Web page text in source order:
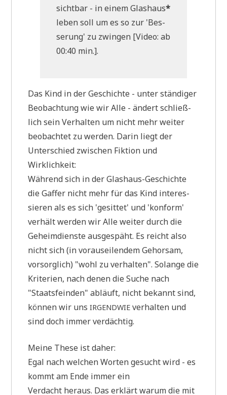
sicht­bar - in einem Glas­haus*
leben soll um es so zur 'Bes­
se­rung' zu zwin­gen [Video: ab
00:40 min.].
Das Kind in der Geschich­te - unter stän­di­ger
Beob­ach­tung wie wir Alle - ändert schließ­
lich sein Ver­hal­ten um nicht mehr wei­ter
beob­ach­tet zu wer­den. Dar­in liegt der
Unter­schied zwi­schen Fik­ti­on und
Wirklichkeit:
Wäh­rend sich in der Glas­haus-Geschich­te
die Gaf­fer nicht mehr für das Kind inter­es­
sie­ren als es sich 'gesit­tet' und 'kon­form'
ver­hält wer­den wir Alle wei­ter durch die
Geheim­dien­ste aus­ge­späht. Es reicht also
nicht sich (in vor­aus­ei­len­dem Gehor­sam,
vor­sorg­lich) "wohl zu ver­hal­ten". Solan­ge die
Kri­te­ri­en, nach denen die Suche nach
"Staats­fein­den" abläuft, nicht bekannt sind,
kön­nen wir unsIRGENDWIE ver­hal­ten und
sind doch immer verdächtig.
Mei­ne The­se ist daher:
Egal nach wel­chen Wor­ten gesucht wird - es
kommt am Ende immer ein
Ver­dacht her­aus. Das erklärt war­um die mit